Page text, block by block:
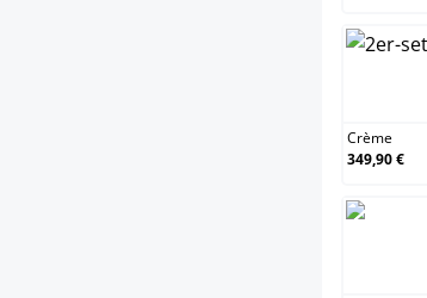
Crème
349,90 €